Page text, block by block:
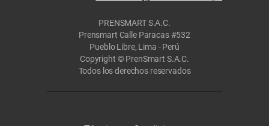
PRENSMART S.A.C.
Prensmart Calle Paracas #532
Pueblo Libre, Lima - Perú
Copyright © PrenSmart S.A.C.
Todos los derechos reservados